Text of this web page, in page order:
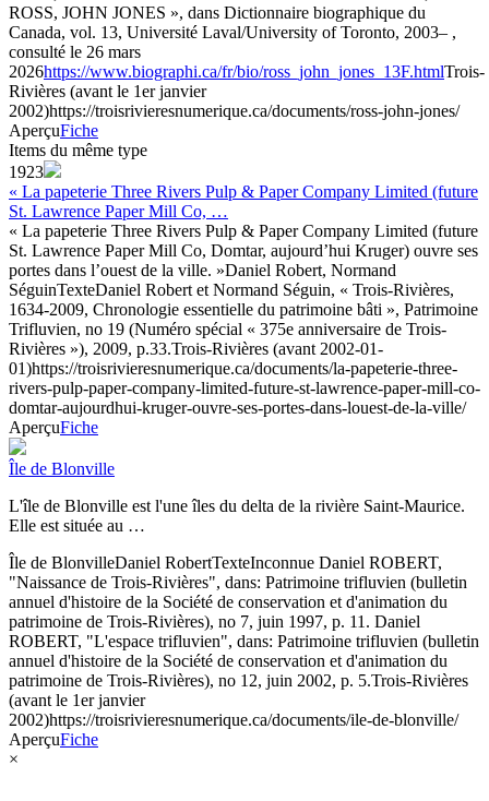
ROSS, JOHN JONES », dans Dictionnaire biographique du
Canada, vol. 13, Université Laval/University of Toronto, 2003– ,
consulté le 26 mars
2026https://www.biographi.ca/fr/bio/ross_john_jones_13F.htmlTrois-
Rivières (avant le 1er janvier
2002)https://troisrivieresnumerique.ca/documents/ross-john-jones/
AperçuFiche
Items du même type
1923
« La papeterie Three Rivers Pulp & Paper Company Limited (future
St. Lawrence Paper Mill Co, …
« La papeterie Three Rivers Pulp & Paper Company Limited (future
St. Lawrence Paper Mill Co, Domtar, aujourd’hui Kruger) ouvre ses
portes dans l’ouest de la ville. »Daniel Robert, Normand
SéguinTexteDaniel Robert et Normand Séguin, « Trois-Rivières,
1634-2009, Chronologie essentielle du patrimoine bâti », Patrimoine
Trifluvien, no 19 (Numéro spécial « 375e anniversaire de Trois-
Rivières »), 2009, p.33.Trois-Rivières (avant 2002-01-
01)https://troisrivieresnumerique.ca/documents/la-papeterie-three-
rivers-pulp-paper-company-limited-future-st-lawrence-paper-mill-co-
domtar-aujourdhui-kruger-ouvre-ses-portes-dans-louest-de-la-ville/
AperçuFiche
Île de Blonville
L'île de Blonville est l'une îles du delta de la rivière Saint-Maurice.
Elle est située au …
Île de BlonvilleDaniel RobertTexteInconnue Daniel ROBERT,
"Naissance de Trois-Rivières", dans: Patrimoine trifluvien (bulletin
annuel d'histoire de la Société de conservation et d'animation du
patrimoine de Trois-Rivières), no 7, juin 1997, p. 11. Daniel
ROBERT, "L'espace trifluvien", dans: Patrimoine trifluvien (bulletin
annuel d'histoire de la Société de conservation et d'animation du
patrimoine de Trois-Rivières), no 12, juin 2002, p. 5.Trois-Rivières
(avant le 1er janvier
2002)https://troisrivieresnumerique.ca/documents/ile-de-blonville/
AperçuFiche
×